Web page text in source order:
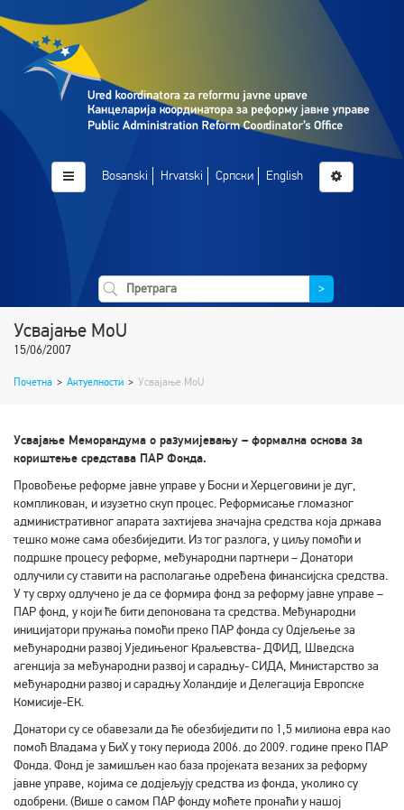
Bosanski Hrvatski Српски English
>
Усвајање MoU
15/06/2007
Почетна > Актуелности > Усвајање MoU
Усвајање Меморандума о разумијевању – формална основа за
кориштење средстава ПAР Фонда.
Провођење реформе јавне управе у Босни и Херцеговини је дуг,
компликован, и изузетно скуп процес. Реформисање гломазног
административног апарата захтијева значајна средства која држава
тешко може сама обезбиједити. Из тог разлога, у циљу помоћи и
подршке процесу реформе, међународни партнери – Донатори
одлучили су ставити на располагање одређена финансијска средства.
У ту сврху одлучено је да се формира фонд за реформу јавне управе –
ПAР фонд, у који ће бити депонована та средства. Међународни
иницијатори пружања помоћи преко ПAР фонда су Одјељење за
међународни развој Уједињеног Краљевства- ДФИД, Шведска
агенција за међународни развој и сарадњу- СИДA, Министарство за
међународни развој и сарадњу Холандије и Делегација Европске
Комисије-ЕК.
Донатори су се обавезали да ће обезбиједити по 1,5 милиона евра као
помоћ Владама у БиХ у току периода 2006. до 2009. године преко ПAР
Фонда. Фонд је замишљен као база пројеката везаних за реформу
јавне управе, којима се додјељују средства из фонда, уколико су
одобрени. (Више о самом ПAР фонду моћете пронаћи у нашој